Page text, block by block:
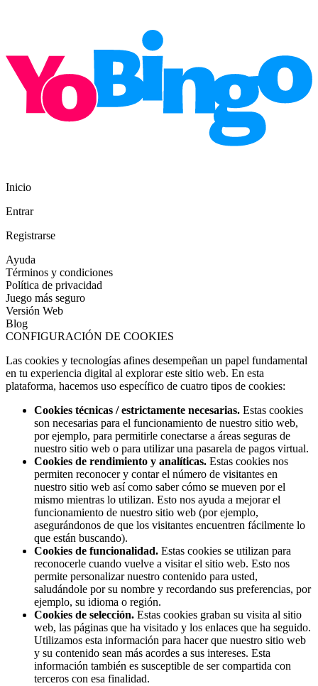
Inicio
Entrar
Registrarse
Ayuda
Términos y condiciones
Política de privacidad
Juego más seguro
Versión Web
Blog
CONFIGURACIÓN DE COOKIES
Las cookies y tecnologías afines desempeñan un papel fundamental
en tu experiencia digital al explorar este sitio web. En esta
plataforma, hacemos uso específico de cuatro tipos de cookies:
Cookies técnicas / estrictamente necesarias. Estas cookies
son necesarias para el funcionamiento de nuestro sitio web,
por ejemplo, para permitirle conectarse a áreas seguras de
nuestro sitio web o para utilizar una pasarela de pagos virtual.
Cookies de rendimiento y analíticas. Estas cookies nos
permiten reconocer y contar el número de visitantes en
nuestro sitio web así como saber cómo se mueven por el
mismo mientras lo utilizan. Esto nos ayuda a mejorar el
funcionamiento de nuestro sitio web (por ejemplo,
asegurándonos de que los visitantes encuentren fácilmente lo
que están buscando).
Cookies de funcionalidad. Estas cookies se utilizan para
reconocerle cuando vuelve a visitar el sitio web. Esto nos
permite personalizar nuestro contenido para usted,
saludándole por su nombre y recordando sus preferencias, por
ejemplo, su idioma o región.
Cookies de selección. Estas cookies graban su visita al sitio
web, las páginas que ha visitado y los enlaces que ha seguido.
Utilizamos esta información para hacer que nuestro sitio web
y su contenido sean más acordes a sus intereses. Esta
información también es susceptible de ser compartida con
terceros con esa finalidad.